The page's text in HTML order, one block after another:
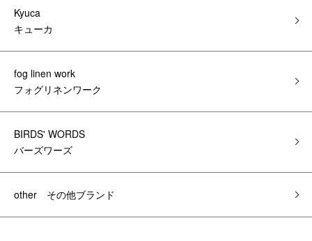
Kyuca
キューカ
fog linen work
フォグリネンワーク
BIRDS' WORDS
バーズワーズ
other その他ブランド